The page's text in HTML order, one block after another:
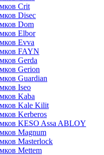
Crit
Disec
Dom
Elbor
Evva
FAYN
Gerda
Gerion
Guardian
Iseo
Kaba
Kale Kilit
Kerberos
KESO Assa ABLOY
Magnum
Masterlock
Mettem